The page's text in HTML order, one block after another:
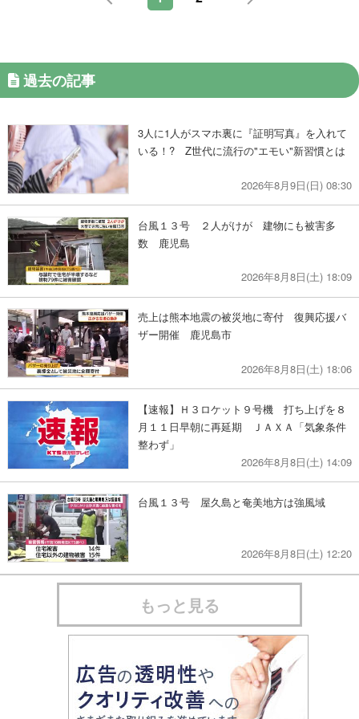
過去の記事
3人に1人がスマホ裏に『証明写真』を入れて
いる！? Z世代に流行の"エモい"新習慣とは
2026年8月9日(日) 08:30
台風１３号 ２人がけが 建物にも被害多
数 鹿児島
2026年8月8日(土) 18:09
売上は熊本地震の被災地に寄付 復興応援バ
ザー開催 鹿児島市
2026年8月8日(土) 18:06
【速報】Ｈ３ロケット９号機 打ち上げを８
月１１日早朝に再延期 ＪＡＸＡ「気象条件
整わず」
2026年8月8日(土) 14:09
台風１３号 屋久島と奄美地方は強風域
2026年8月8日(土) 12:20
もっと見る